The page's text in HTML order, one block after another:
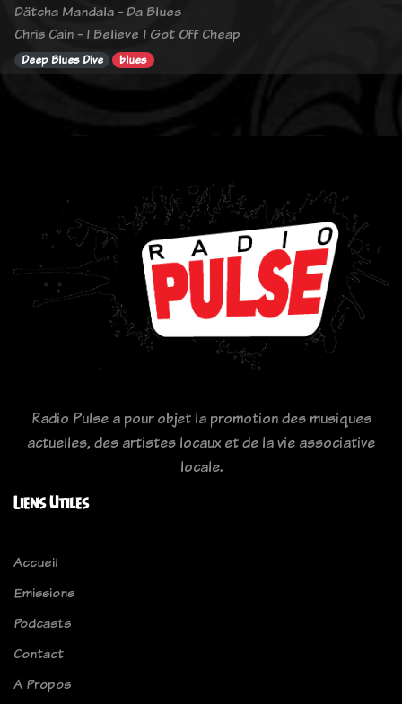
Dätcha Mandala - Da Blues
Chris Cain - I Believe I Got Off Cheap
Deep Blues Dive blues
Radio Pulse a pour objet la promotion des musiques
actuelles, des artistes locaux et de la vie associative
locale.
Liens Utiles
Accueil
Emissions
Podcasts
Contact
A Propos